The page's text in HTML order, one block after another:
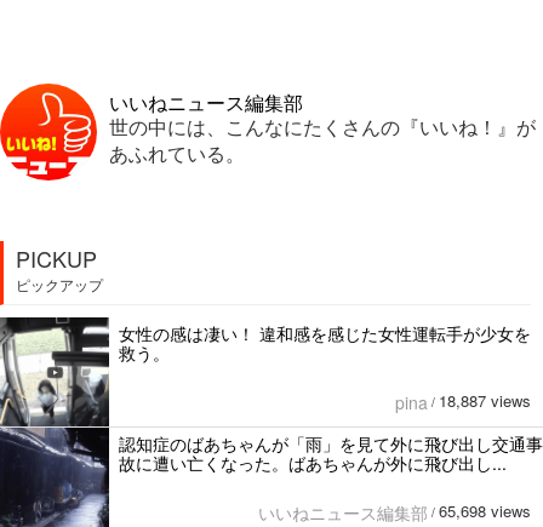
いいねニュース編集部
世の中には、こんなにたくさんの『いいね！』が
あふれている。
PICKUP
ピックアップ
女性の感は凄い！ 違和感を感じた女性運転手が少女を
救う。
pina / 18,887 views
認知症のばあちゃんが「雨」を見て外に飛び出し交通事
故に遭い亡くなった。ばあちゃんが外に飛び出し...
いいねニュース編集部 / 65,698 views